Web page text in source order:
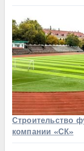
Строительство
компании «СК»